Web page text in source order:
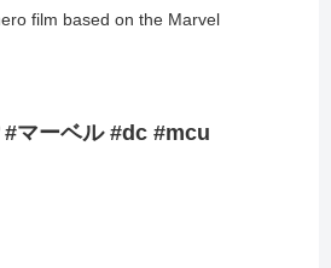
film based on the Marvel
マーベル #dc #mcu